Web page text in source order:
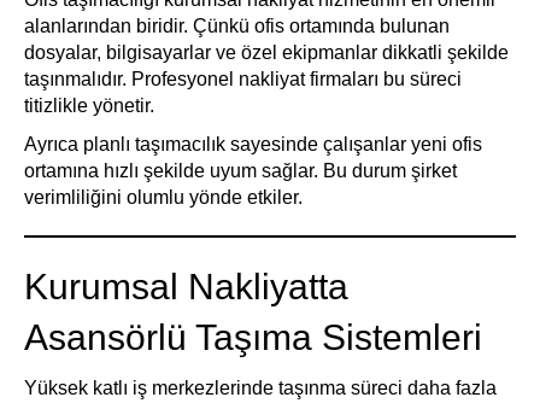
alanlarından biridir. Çünkü ofis ortamında bulunan
dosyalar, bilgisayarlar ve özel ekipmanlar dikkatli şekilde
taşınmalıdır. Profesyonel nakliyat firmaları bu süreci
titizlikle yönetir.
Ayrıca planlı taşımacılık sayesinde çalışanlar yeni ofis
ortamına hızlı şekilde uyum sağlar. Bu durum şirket
verimliliğini olumlu yönde etkiler.
Kurumsal Nakliyatta
Asansörlü Taşıma Sistemleri
Yüksek katlı iş merkezlerinde taşınma süreci daha fazla